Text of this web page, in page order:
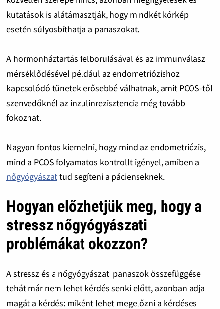
kutatások is alátámasztják, hogy mindkét kórkép
esetén súlyosbíthatja a panaszokat.
A hormonháztartás felborulásával és az immunválasz
mérséklődésével például az endometriózishoz
kapcsolódó tünetek erősebbé válhatnak, amit PCOS-től
szenvedőknél az inzulinrezisztencia még tovább
fokozhat.
Nagyon fontos kiemelni, hogy mind az endometriózis,
mind a PCOS folyamatos kontrollt igényel, amiben a
nőgyógyászattud segíteni a pácienseknek.
Hogyan előzhetjük meg, hogy a
stressz nőgyógyászati
problémákat okozzon?
A stressz és a nőgyógyászati panaszok összefüggése
tehát már nem lehet kérdés senki előtt, azonban adja
magát a kérdés: miként lehet megelőzni a kérdéses